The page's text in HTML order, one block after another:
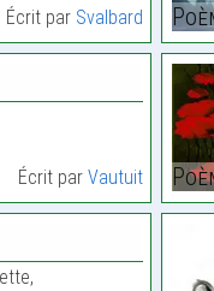
Écrit par Svalbard
Écrit parVautuit